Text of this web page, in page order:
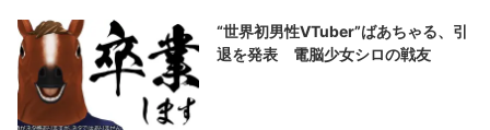
“世界初男性VTuber”ばあちゃる、引
退を発表 電脳少女シロの戦友